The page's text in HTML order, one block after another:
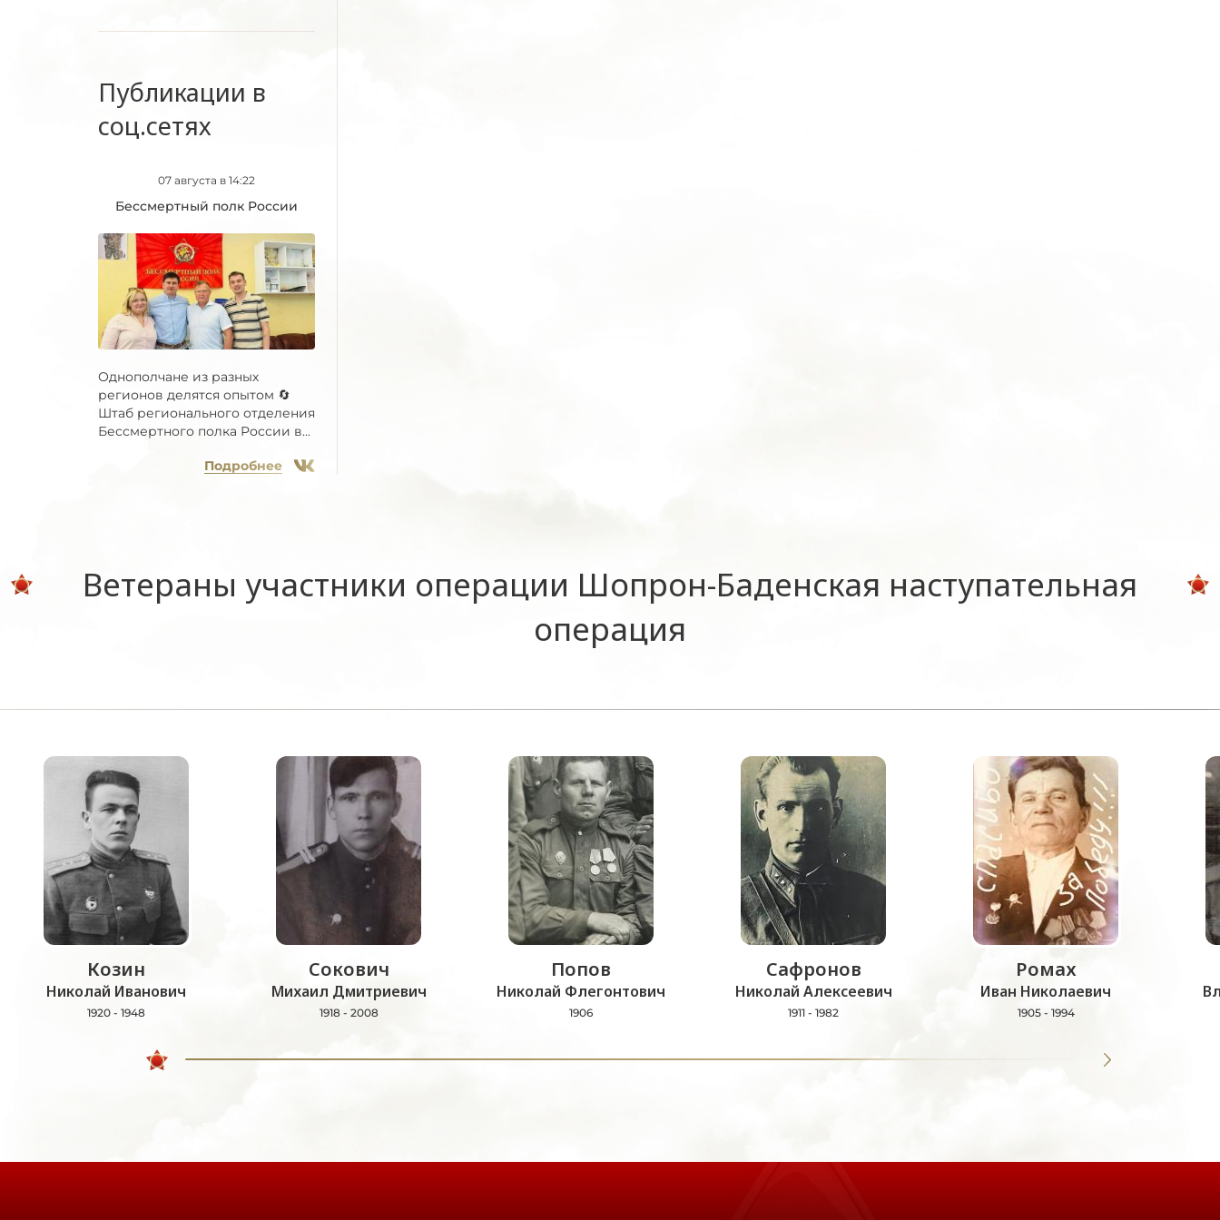
Публикации в
соц.сетях
07 августа в 14:22
Бессмертный полк России
Однополчане из разных
регионов делятся опытом 🔄
Штаб регионального отделения
Бессмертного полка России в...
Подробнее
Ветераны участники операции Шопрон-Баденская наступательная
операция
Козин
Николай Иванович
1920 - 1948
Сокович
Михаил Дмитриевич
1918 - 2008
Попов
Николай Флегонтович
1906
Сафронов
Николай Алексеевич
1911 - 1982
Ромах
Иван Николаевич
1905 - 1994